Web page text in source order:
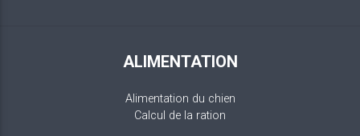
ALIMENTATION
Alimentation du chien
Calcul de la ration